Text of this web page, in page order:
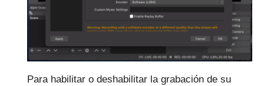
Para habilitar o deshabilitar la grabación de su